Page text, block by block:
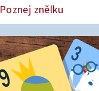
Poznej znělku